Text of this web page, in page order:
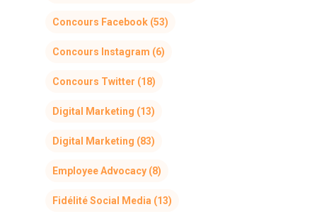
Concours Facebook (53)
Concours Instagram (6)
Concours Twitter (18)
Digital Marketing (13)
Digital Marketing (83)
Employee Advocacy (8)
Fidélité Social Media (13)